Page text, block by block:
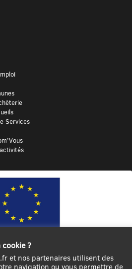
Services
par l’Union européenne avec le Fonds
Régional à hauteur de 12 572€
?
et nos partenaires utilisent des
navigation ou vous permettre de